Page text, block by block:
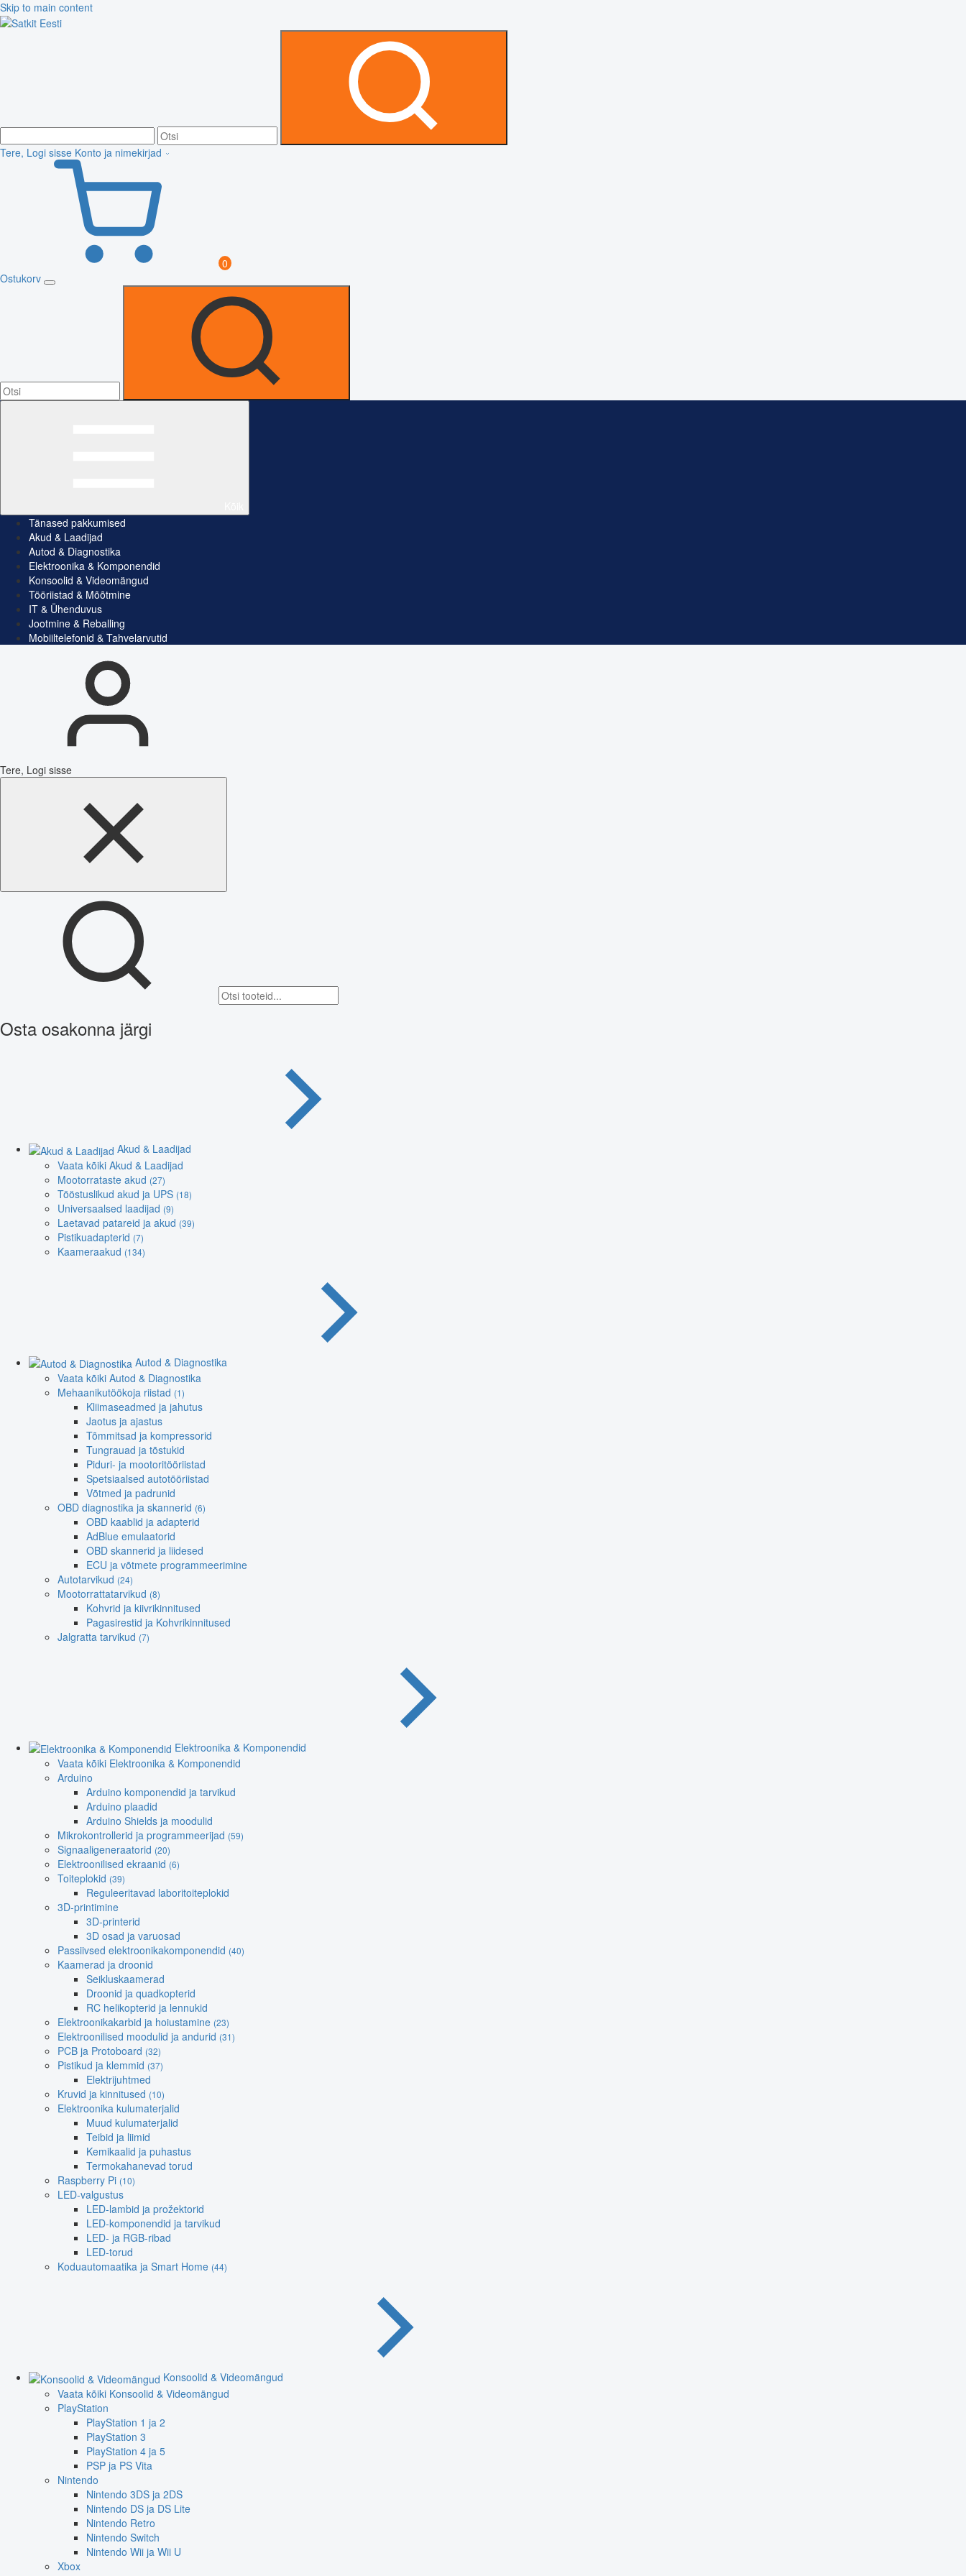
Skip to main content
Tere, Logi sisse Konto ja nimekirjad
0
Ostukorv
Tänased pakkumised
Akud & Laadijad
Autod & Diagnostika
Elektroonika & Komponendid
Konsoolid & Videomängud
Tööriistad & Mõõtmine
IT & Ühenduvus
Jootmine & Reballing
Mobiiltelefonid & Tahvelarvutid
Tere, Logi sisse
Osta osakonna järgi
Akud & Laadijad
Vaata kõiki Akud & Laadijad
Mootorrataste akud (27)
Tööstuslikud akud ja UPS (18)
Universaalsed laadijad (9)
Laetavad patareid ja akud (39)
Pistikuadapterid (7)
Kaameraakud (134)
Autod & Diagnostika
Vaata kõiki Autod & Diagnostika
Mehaanikutöökoja riistad (1)
Kliimaseadmed ja jahutus
Jaotus ja ajastus
Tõmmitsad ja kompressorid
Tungrauad ja tõstukid
Piduri- ja mootoritööriistad
Spetsiaalsed autotööriistad
Võtmed ja padrunid
OBD diagnostika ja skannerid (6)
OBD kaablid ja adapterid
AdBlue emulaatorid
OBD skannerid ja liidesed
ECU ja võtmete programmeerimine
Autotarvikud (24)
Mootorrattatarvikud (8)
Kohvrid ja kiivrikinnitused
Pagasirestid ja Kohvrikinnitused
Jalgratta tarvikud (7)
Elektroonika & Komponendid
Vaata kõiki Elektroonika & Komponendid
Arduino
Arduino komponendid ja tarvikud
Arduino plaadid
Arduino Shields ja moodulid
Mikrokontrollerid ja programmeerijad (59)
Signaaligeneraatorid (20)
Elektroonilised ekraanid (6)
Toiteplokid (39)
Reguleeritavad laboritoiteplokid
3D-printimine
3D-printerid
3D osad ja varuosad
Passiivsed elektroonikakomponendid (40)
Kaamerad ja droonid
Seikluskaamerad
Droonid ja quadkopterid
RC helikopterid ja lennukid
Elektroonikakarbid ja hoiustamine (23)
Elektroonilised moodulid ja andurid (31)
PCB ja Protoboard (32)
Pistikud ja klemmid (37)
Elektrijuhtmed
Kruvid ja kinnitused (10)
Elektroonika kulumaterjalid
Muud kulumaterjalid
Teibid ja liimid
Kemikaalid ja puhastus
Termokahanevad torud
Raspberry Pi (10)
LED-valgustus
LED-lambid ja prožektorid
LED-komponendid ja tarvikud
LED- ja RGB-ribad
LED-torud
Koduautomaatika ja Smart Home (44)
Konsoolid & Videomängud
Vaata kõiki Konsoolid & Videomängud
PlayStation
PlayStation 1 ja 2
PlayStation 3
PlayStation 4 ja 5
PSP ja PS Vita
Nintendo
Nintendo 3DS ja 2DS
Nintendo DS ja DS Lite
Nintendo Retro
Nintendo Switch
Nintendo Wii ja Wii U
Xbox